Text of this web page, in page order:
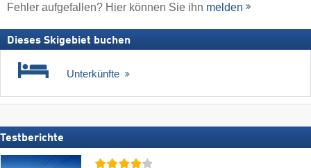
Fehler aufgefallen? Hier können Sie ihn melden
Dieses Skigebiet buchen
Unterkünfte
Testberichte